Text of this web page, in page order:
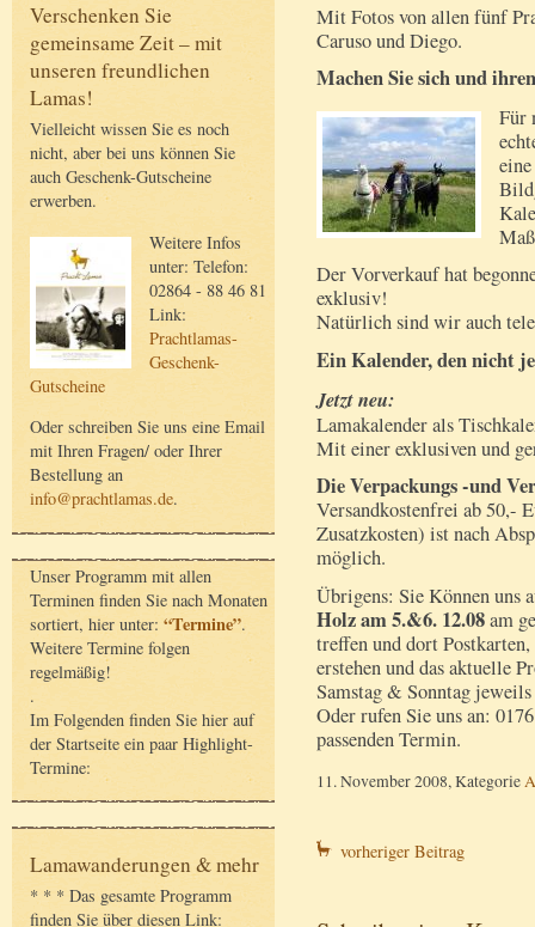
Verschenken Sie
gemeinsame Zeit – mit
unseren freundlichen
Lamas!
Vielleicht wissen Sie es noch
nicht, aber bei uns können Sie
auch Geschenk-Gutscheine
erwerben.
Weitere Infos
unter: Telefon:
02864 - 88 46 81
Link:
Prachtlamas-
Geschenk-
Gutscheine
Oder schreiben Sie uns eine Email
mit Ihren Fragen/ oder Ihrer
Bestellung an
info@prachtlamas.de.
Unser Programm mit allen
Terminen finden Sie nach Monaten
sortiert, hier unter: “Termine”.
Weitere Termine folgen
regelmäßig!
.
Im Folgenden finden Sie hier auf
der Startseite ein paar Highlight-
Termine:
Lamawanderungen & mehr
* * * Das gesamte Programm
finden Sie über diesen Link:
Mit Fotos von allen fünf
Caruso und Diego.
Machen Sie sich und
Für
Der Vorverkauf hat
exklusiv!
Natürlich sind wir auch
Ein Kalender, den nicht
Jetzt neu:
Lamakalender als
Mit einer exklusiven und
Die Verpackungs -und
Versandkostenfrei ab 50,-
Zusatzkosten) ist nach
möglich.
Übrigens: Sie Können uns
Holz am 5.&6. 12.08am
treffen und dort
erstehen und das aktuelle
Samstag & Sonntag
Oder rufen Sie uns an:
passenden Termin.
11. November 2008, Kategorie
vorheriger Beitrag